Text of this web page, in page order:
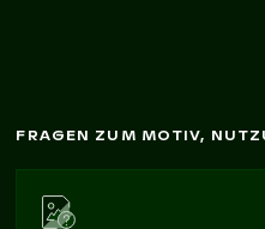
FRAGEN ZUM MOTIV,